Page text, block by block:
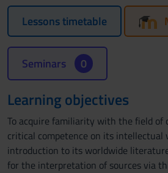
Lessons timetable
Seminars 0
Learning objectives
To acquire familiarity with the field of
critical competence on its intellectual
introduction to its worldwide
for the interpretation of sources via